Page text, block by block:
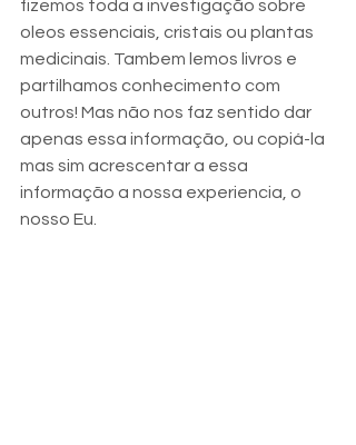
fizemos toda a investigação sobre
oleos essenciais, cristais ou plantas
medicinais. Tambem lemos livros e
partilhamos conhecimento com
outros! Mas não nos faz sentido dar
apenas essa informação, ou copiá-la
mas sim acrescentar a essa
informação a nossa experiencia, o
nosso Eu.